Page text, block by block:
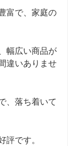
富で、家庭の
幅広い商品が
違いありませ
、落ち着いて
評です。